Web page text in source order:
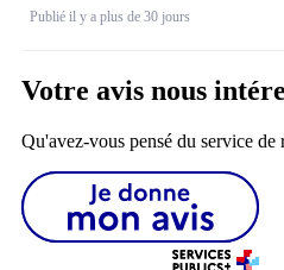
Publié il y a plus de 30 jours
Votre avis nous
Qu'avez-vous pensé du service de